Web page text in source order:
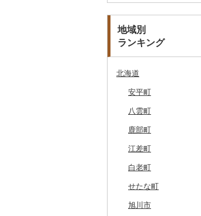
地域別
ランキング
北海道
安平町
八雲町
鹿部町
江差町
白老町
せたな町
旭川市